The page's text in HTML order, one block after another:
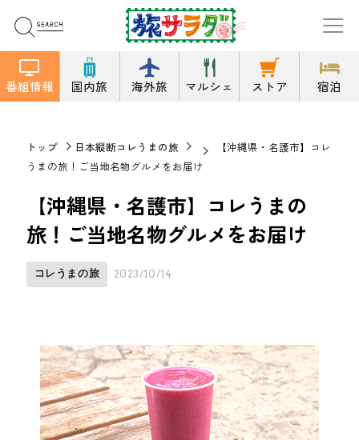
番組情報 国内旅 海外旅 マルシェ ストア 宿泊
トップ 日本縦断コレうまの旅
【沖縄県・名護市】コレ
うまの旅！ご当地名物グルメをお届け
【沖縄県・名護市】コレうまの
旅！ご当地名物グルメをお届け
コレうまの旅 2023/10/14